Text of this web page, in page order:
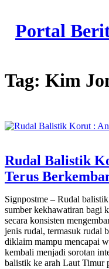
content
Portal
Tag: Kim
Rudal Balistik
Terus
Signpostme – Rudal
sumber kekhawatiran bagi
secara konsisten
jenis rudal, termasuk rudal
diklaim mampu mencapai
kembali menjadi sorotan
balistik ke arah Laut Timur